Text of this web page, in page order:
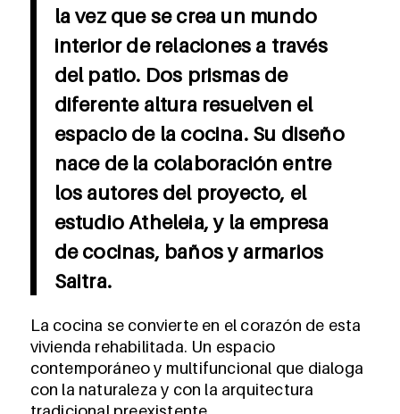
la vez que se crea un mundo
interior de relaciones a través
del patio. Dos prismas de
diferente altura resuelven el
espacio de la cocina. Su diseño
nace de la colaboración entre
los autores del proyecto, el
estudio Atheleia, y la empresa
de cocinas, baños y armarios
Saitra.
La cocina se convierte en el corazón de esta
vivienda rehabilitada. Un espacio
contemporáneo y multifuncional que dialoga
con la naturaleza y con la arquitectura